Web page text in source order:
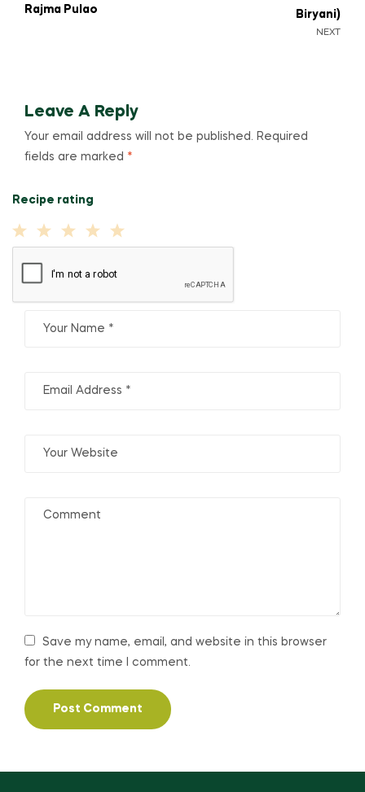
Rajma Pulao
NEXT
Biryani)
Leave A Reply
Your email address will not be published. Required
fields are marked *
Recipe rating
2
Stars
Star
Save my name, email, and website in this browser
for the next time I comment.